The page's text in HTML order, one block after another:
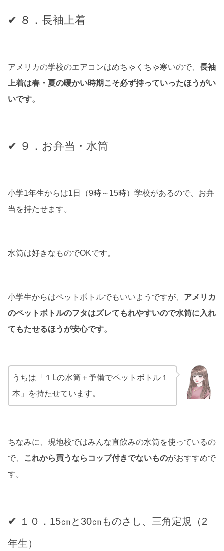
✔ ８．長袖上着
アメリカの学校のエアコンはめちゃくちゃ寒いので、 長袖
上着は春・夏の暖かい時期こそ必ず持っていったほうがい
いです。
✔ ９．お弁当・水筒
小学1年生からは1日（9時～15時）学校があるので、お弁
当を持たせます。
水筒は好きなものでOKです。
小学生からはペットボトルでもいいようですが、 アメリカ
のペットボトルのフタはズレてもれやすいので水筒に入れ
てもたせるほうが安心です。
うちは「１Lの水筒＋予備でペットボトル１
本」を持たせています。
ちなみに、現地校ではみんな直飲みの水筒を使っているの
で、
これから買うならコップ付きでないものがおすすめで
す。
✔ １０．15㎝と30㎝ものさし、三角定規（2
年生）